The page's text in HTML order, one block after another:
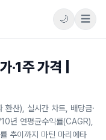
🌙 ☰
주 가격 |
환산), 실시간 차트, 배당금·
년 연평균수익률(CAGR),
추이까지 마틴 마리에타